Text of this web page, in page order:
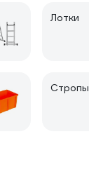
Лотки
Стропы